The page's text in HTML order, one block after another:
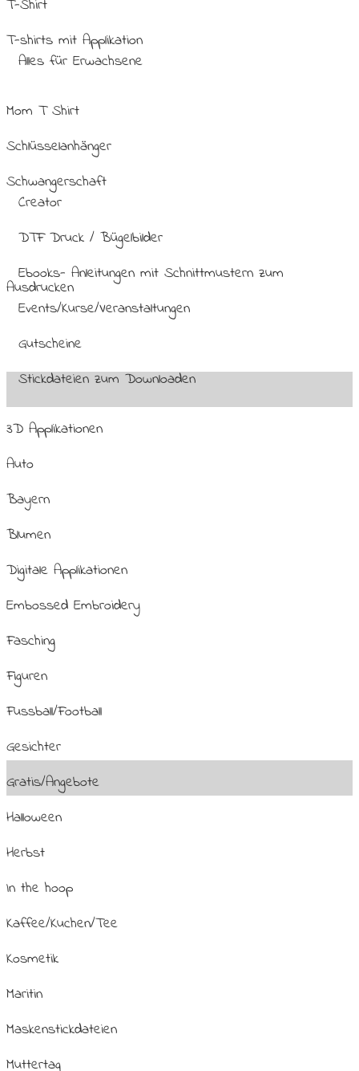
T-Shirt
T-shirts mit Applikation
Alles für Erwachsene
Mom T Shirt
Schlüsselanhänger
Schwangerschaft
Creator
DTF Druck / Bügelbilder
Ebooks- Anleitungen mit Schnittmustern zum
Ausdrucken
Events/Kurse/Veranstaltungen
Gutscheine
Stickdateien zum Downloaden
3D Applikationen
Auto
Bayern
Blumen
Digitale Applikationen
Embossed Embroidery
Fasching
Figuren
Fussball/Football
Gesichter
Gratis/Angebote
Halloween
Herbst
In the hoop
Kaffee/Kuchen/Tee
Kosmetik
Maritin
Maskenstickdateien
Muttertag